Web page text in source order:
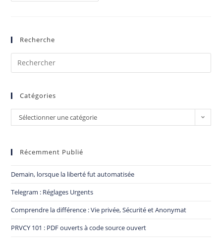
Recherche
Catégories
Sélectionner une catégorie
Récemment Publié
Demain, lorsque la liberté fut automatisée
Telegram : Réglages Urgents
Comprendre la différence : Vie privée, Sécurité et Anonymat
PRVCY 101 : PDF ouverts à code source ouvert